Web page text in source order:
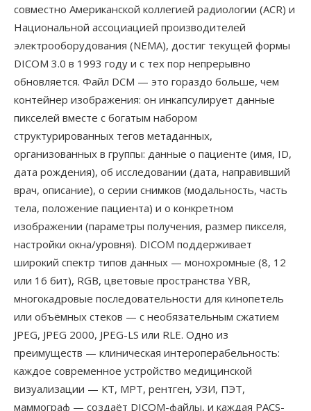
совместно Американской коллегией радиологии (ACR) и
Национальной ассоциацией производителей
электрооборудования (NEMA), достиг текущей формы
DICOM 3.0 в 1993 году и с тех пор непрерывно
обновляется. Файл DCM — это гораздо больше, чем
контейнер изображения: он инкапсулирует данные
пикселей вместе с богатым набором
структурированных тегов метаданных,
организованных в группы: данные о пациенте (имя, ID,
дата рождения), об исследовании (дата, направивший
врач, описание), о серии снимков (модальность, часть
тела, положение пациента) и о конкретном
изображении (параметры получения, размер пикселя,
настройки окна/уровня). DICOM поддерживает
широкий спектр типов данных — монохромные (8, 12
или 16 бит), RGB, цветовые пространства YBR,
многокадровые последовательности для кинопетель
или объёмных стеков — с необязательным сжатием
JPEG, JPEG 2000, JPEG-LS или RLE. Одно из
преимуществ — клиническая интероперабельность:
каждое современное устройство медицинской
визуализации — КТ, МРТ, рентген, УЗИ, ПЭТ,
маммограф — создаёт DICOM-файлы, и каждая PACS-